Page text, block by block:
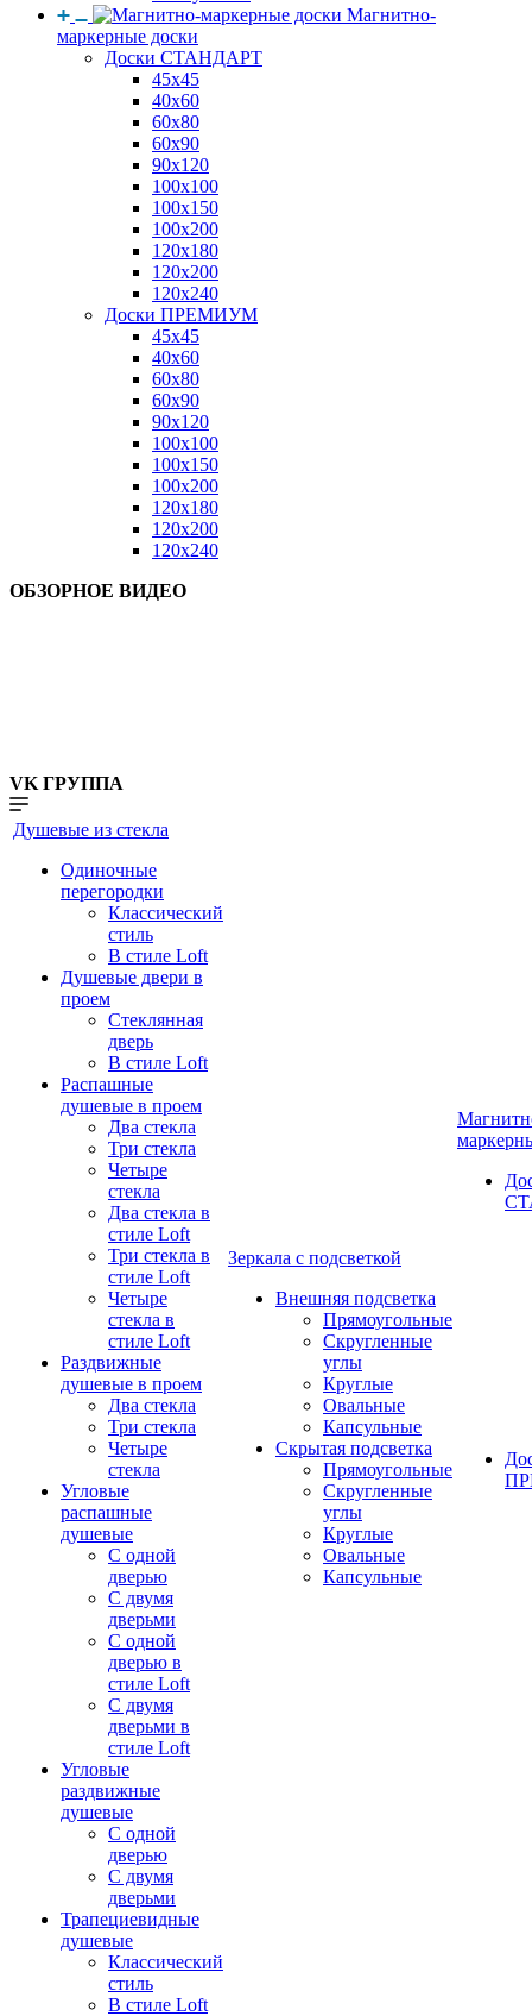
Магнитно-
маркерные доски
Доски СТАНДАРТ
45x45
40x60
60x80
60x90
90x120
100x100
100x150
100x200
120x180
120x200
120x240
Доски ПРЕМИУМ
45x45
40x60
60x80
60x90
90x120
100x100
100x150
100x200
120x180
120x200
120x240
ОБЗОРНОЕ ВИДЕО
VK ГРУППА
Душевые из стекла
Одиночные
перегородки
Классический
стиль
В стиле Loft
Душевые двери в
проем
Стеклянная
дверь
В стиле Loft
Распашные
душевые в проем
Два стекла
Три стекла
Четыре
стекла
Два стекла в
стиле Loft
Три стекла в
стиле Loft
Четыре
стекла в
стиле Loft
Раздвижные
душевые в проем
Два стекла
Три стекла
Четыре
стекла
Угловые
распашные
душевые
С одной
дверью
С двумя
дверьми
С одной
дверью в
стиле Loft
С двумя
дверьми в
стиле Loft
Угловые
раздвижные
душевые
С одной
дверью
С двумя
дверьми
Трапециевидные
душевые
Классический
стиль
В стиле Loft
Зеркала с подсветкой
Внешняя подсветка
Прямоугольные
Скругленные
углы
Круглые
Овальные
Капсульные
Скрытая подсветка
Прямоугольные
Скругленные
углы
Круглые
Овальные
Капсульные